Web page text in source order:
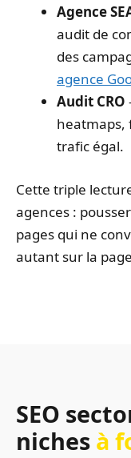
Agence
audit de
des
agence
Audit CRO
heatmaps,
trafic égal.
Cette triple
agences :
pages qui ne
autant sur la
SEO
niches à